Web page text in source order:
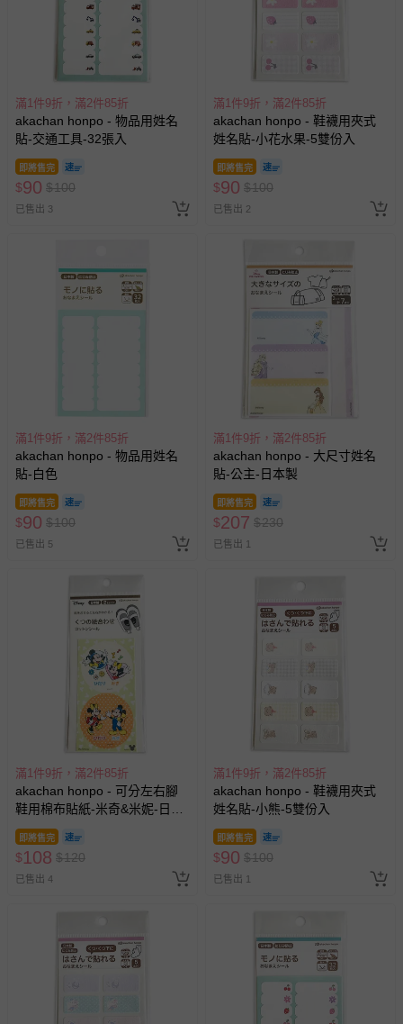
滿1件9折，滿2件85折
akachan honpo - 物品用姓名
貼-交通工具-32張入
即將售完
$90 $100
已售出 3
滿1件9折，滿2件85折
akachan honpo - 鞋襪用夾式
姓名貼-小花水果-5雙份入
即將售完
$90 $100
已售出 2
滿1件9折，滿2件85折
akachan honpo - 物品用姓名
貼-白色
即將售完
$90 $100
已售出 5
滿1件9折，滿2件85折
akachan honpo - 大尺寸姓名
貼-公主-日本製
即將售完
$207 $230
已售出 1
滿1件9折，滿2件85折
akachan honpo - 可分左右腳
鞋用棉布貼紙-米奇&米妮-日本
製
即將售完
$108 $120
已售出 4
滿1件9折，滿2件85折
akachan honpo - 鞋襪用夾式
姓名貼-小熊-5雙份入
即將售完
$90 $100
已售出 1